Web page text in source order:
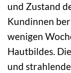
und Zustand
Kundinnen
wenigen
Hautbildes.
und